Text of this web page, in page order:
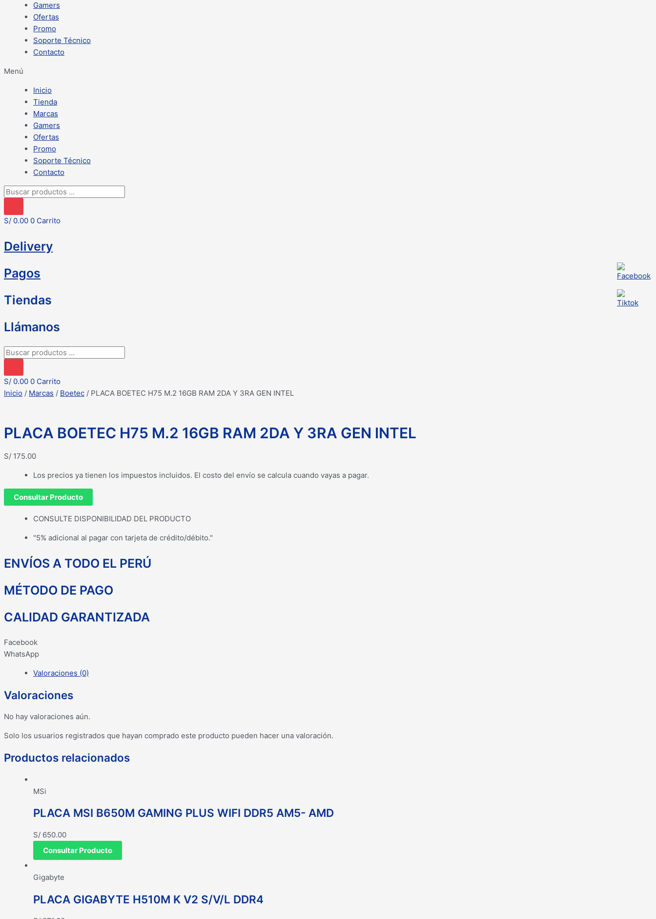
Gamers
Ofertas
Promo
Soporte Técnico
Contacto
Menú
Inicio
Tienda
Marcas
Gamers
Ofertas
Promo
Soporte Técnico
Contacto
Búsqueda
productos
S/ 0.00 0 Carrito
Delivery
Pagos
Tiendas
Llámanos
Búsqueda
productos
S/ 0.00 0 Carrito
Inicio / Marcas / Boetec / PLACA BOETEC H75 M.2 16GB RAM 2DA Y 3RA GEN INTEL
PLACA BOETEC H75 M.2 16GB RAM 2DA Y 3RA GEN INTEL
S/ 175.00
Los precios ya tienen los impuestos incluidos. El costo del envío se calcula cuando vayas a pagar.
Consultar Producto
CONSULTE DISPONIBILIDAD DEL PRODUCTO
"5% adicional al pagar con tarjeta de crédito/débito."
ENVÍOS A TODO EL PERÚ
MÉTODO DE PAGO
CALIDAD GARANTIZADA
Facebook
WhatsApp
Valoraciones (0)
Valoraciones
No hay valoraciones aún.
Solo los usuarios registrados que hayan comprado este producto pueden hacer una valoración.
Productos relacionados
MSi
PLACA MSI B650M GAMING PLUS WIFI DDR5 AM5- AMD
S/ 650.00
Consultar Producto
Gigabyte
PLACA GIGABYTE H510M K V2 S/V/L DDR4